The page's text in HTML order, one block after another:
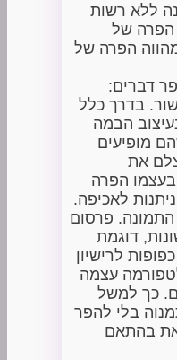
ללא רשות
הפרה של
הפרה של
דברים:
בדרך כלל
הבמה
מופיעים
את
הפרה
לאכיפה.
התמונה. פרסום
דוגמת
לרישיון
עצמה
כך למשל
בלי להפר
בהתאם